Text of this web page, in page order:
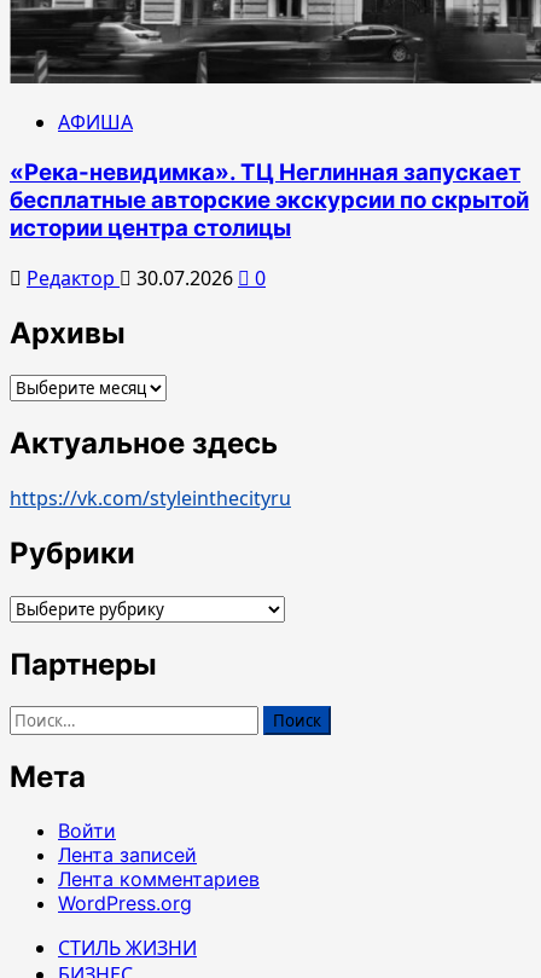
АФИША
«Река-невидимка». ТЦ Неглинная запускает
бесплатные авторские экскурсии по скрытой
истории центра столицы
Редактор 30.07.2026 0
Архивы
Архивы
Актуальное здесь
https://vk.com/styleinthecityru
Рубрики
Рубрики
Партнеры
Найти:
Мета
Войти
Лента записей
Лента комментариев
WordPress.org
СТИЛЬ ЖИЗНИ